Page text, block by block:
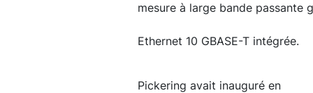
mesure à large bande passante
Ethernet 10 GBASE-T intégrée.
Pickering avait inauguré en